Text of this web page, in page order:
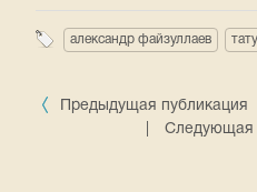
александр файзуллаев
Предыдущая публикация
Следующая